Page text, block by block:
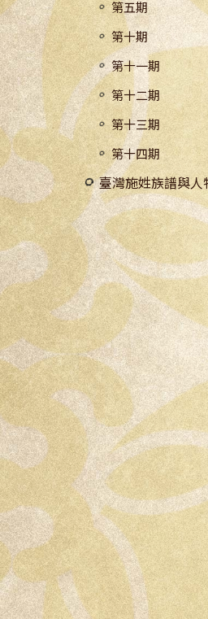
第五期
第十期
第十一期
第十二期
第十三期
第十四期
臺灣施姓族譜與人